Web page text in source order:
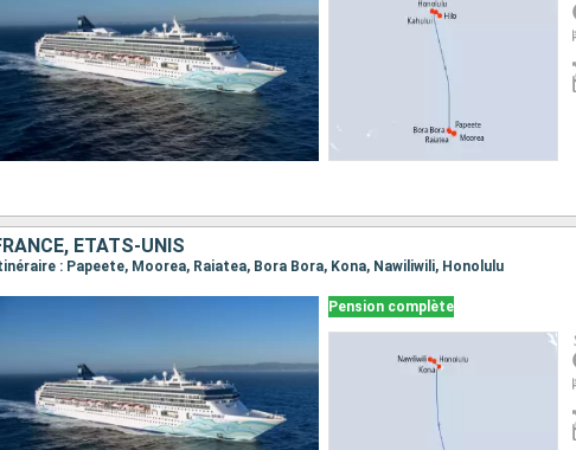
ÉTATS-UNIS
: Papeete, Moorea, Raiatea, Bora Bora, Kona, Nawiliwili, Honolulu
Pension complète